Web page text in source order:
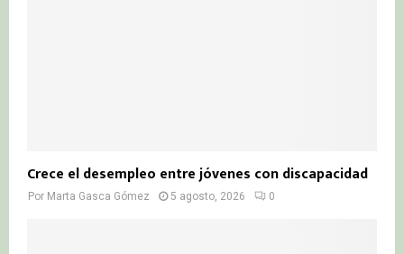
Crece el desempleo entre jóvenes con discapacidad
Por Marta Gasca Gómez 5 agosto, 2026 0